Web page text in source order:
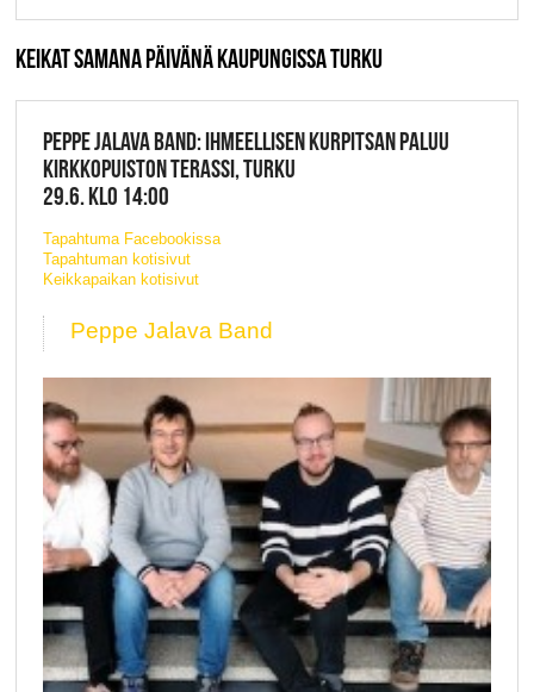
KEIKAT SAMANA PÄIVÄNÄ KAUPUNGISSA TURKU
PEPPE JALAVA BAND: IHMEELLISEN KURPITSAN PALUU
KIRKKOPUISTON TERASSI, TURKU
29.6. KLO 14:00
Tapahtuma Facebookissa
Tapahtuman kotisivut
Keikkapaikan kotisivut
Peppe Jalava Band